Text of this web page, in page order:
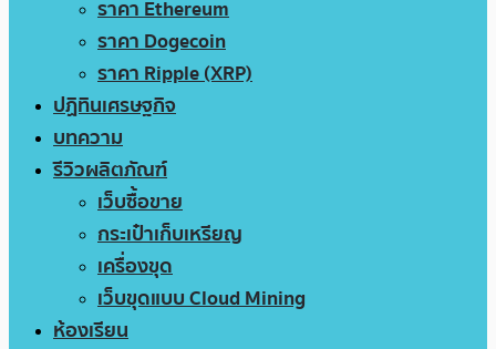
ราคา Ethereum
ราคา Dogecoin
ราคา Ripple (XRP)
ปฏิทินเศรษฐกิจ
บทความ
รีวิวผลิตภัณฑ์
เว็บซื้อขาย
กระเป๋าเก็บเหรียญ
เครื่องขุด
เว็บขุดแบบ Cloud Mining
ห้องเรียน